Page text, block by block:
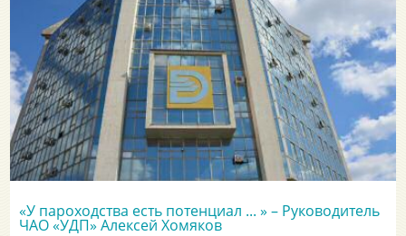
«У пароходства есть потенциал ... » – Руководитель
ЧАО «УДП» Алексей Хомяков